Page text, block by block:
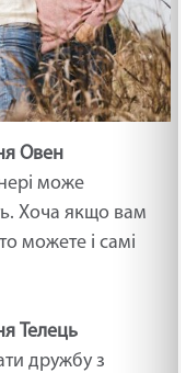
Овен
може
Хоча якщо вам
можете і самі
Телець
дружбу з